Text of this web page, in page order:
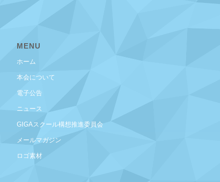
MENU
ホーム
本会について
電子公告
ニュース
GIGAスクール構想推進委員会
メールマガジン
ロゴ素材